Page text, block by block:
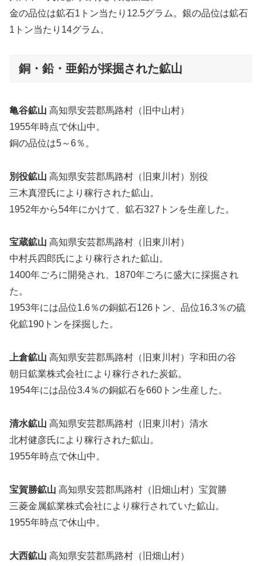
金の品位は鉱石1トン当たり12.5グラム。銀の品位は鉱石
1トン当たり14グラム。
銅・鉛・亜鉛が採掘された鉱山
亀谷鉱山 高知県安芸郡馬路村（旧中山村）
1955年時点で休山中。
銅の品位は5～6％。
別役鉱山 高知県安芸郡馬路村（旧東川村）別役
三木真澄氏により稼行された鉱山。
1952年から54年にかけて、鉱石327トンを生産した。
宝蔵鉱山 高知県安芸郡馬路村（旧東川村）
中村兵四郎氏により稼行された鉱山。
1400年ごろに開発され、1870年ごろに盛大に採掘され
た。
1953年には品位1.6％の銅鉱石126トン、品位16.3％の硫
化鉱190トンを採掘した。
上倉鉱山 高知県安芸郡馬路村（旧東川村）字和田の谷
朝日鉱業株式会社により稼行された炭鉱。
1954年には品位3.4％の銅鉱石を660トン生産した。
清水鉱山 高知県安芸郡馬路村（旧東川村）清水
北村健彦氏により稼行された鉱山。
1955年時点で休山中。
宝賀勝鉱山 高知県安芸郡馬路村（旧畑山村）宝賀勝
三菱金属鉱業株式会社により稼行されていた鉱山。
1955年時点で休山中。
大西鉱山 高知県安芸郡馬路村（旧畑山村）